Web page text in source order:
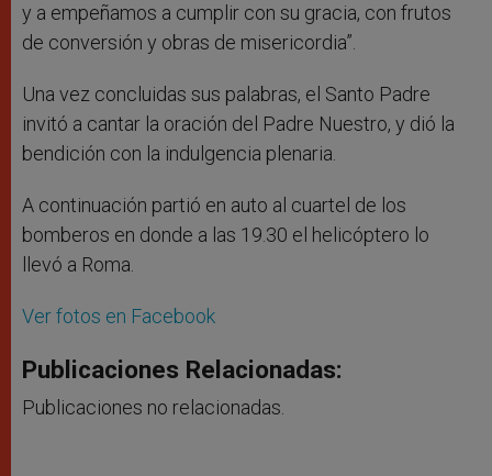
y a empeñamos a cumplir con su gracia, con frutos
de conversión y obras de misericordia”.
Una vez concluidas sus palabras, el Santo Padre
invitó a cantar la oración del Padre Nuestro, y dió la
bendición con la indulgencia plenaria.
A continuación partió en auto al cuartel de los
bomberos en donde a las 19.30 el helicóptero lo
llevó a Roma.
Ver fotos en Facebook
Publicaciones Relacionadas:
Publicaciones no relacionadas.